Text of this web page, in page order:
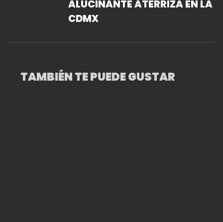
ALUCINANTE ATERRIZA EN LA
CDMX
TAMBIÉN TE PUEDE GUSTAR